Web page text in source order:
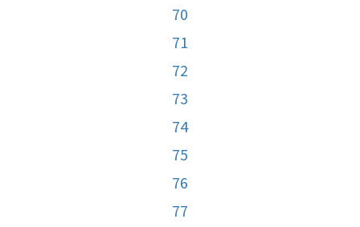
70
71
72
73
74
75
76
77